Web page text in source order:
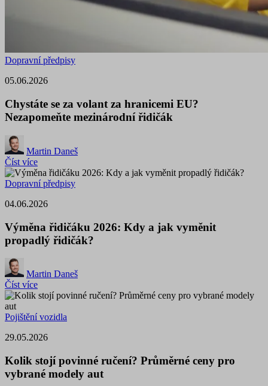
Dopravní předpisy
05.06.2026
Chystáte se za volant za hranicemi EU?
Nezapomeňte mezinárodní řidičák
Martin Daneš
Číst více
Dopravní předpisy
04.06.2026
Výměna řidičáku 2026: Kdy a jak vyměnit
propadlý řidičák?
Martin Daneš
Číst více
Pojištění vozidla
29.05.2026
Kolik stojí povinné ručení? Průměrné ceny pro
vybrané modely aut